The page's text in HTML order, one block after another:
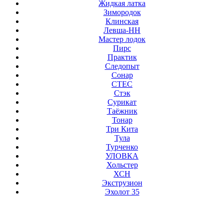
Жидкая латка
Зимородок
Клинская
Левша-НН
Мастер лодок
Пирс
Практик
Следопыт
Сонар
СТЕС
Стэк
Сурикат
Таёжник
Тонар
Три Кита
Тула
Турченко
УЛОВКА
Хольстер
ХСН
Экструзион
Эхолот 35